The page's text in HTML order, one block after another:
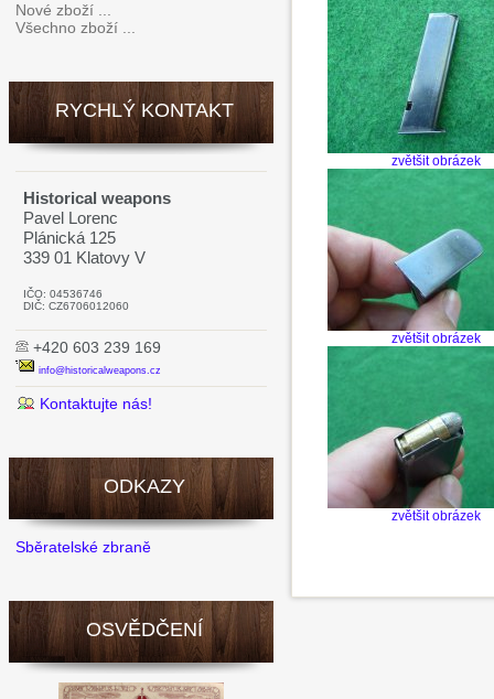
Nové zboží ...
Všechno zboží ...
RYCHLÝ KONTAKT
Historical weapons
Pavel Lorenc
Plánická 125
339 01 Klatovy V
IČO: 04536746
DIČ: CZ6706012060
+420 603 239 169
info@historicalweapons.cz
Kontaktujte nás!
ODKAZY
Sběratelské zbraně
OSVĚDČENÍ
zvětšit obrázek
zvětšit obrázek
zvětšit obrázek